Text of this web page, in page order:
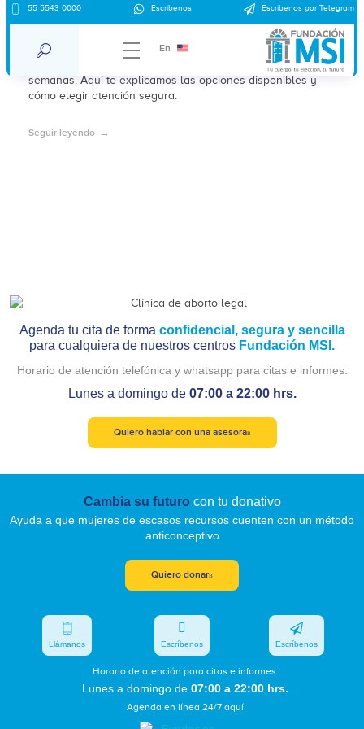
55 5543 0000 Escríbenos Escríbenos por Telegram
En
Aborto en clínica Condesa – CDMX: una
opción legal y orientación disponible
En la Ciudad de México el aborto es legal hasta las 12
semanas. Aquí te explicamos las opciones disponibles y
cómo elegir atención segura.
Seguir leyendo
Agenda tu cita de forma confidencial, segura y sencilla
para cualquiera de nuestros centros Fundación MSI.
Horario de atención telefónica y whatsapp para citas e informes:
Lunes a domingo de 07:00 a 22:00 hrs.
Quiero hablar con una asesora
Cambia su futuro con tu donativo
Ayuda a que mujeres de escasos recursos cuenten con un método
anticonceptivo
Quiero donar
Horario de atención para citas e informes:
Lunes a domingo de 07:00 a 22:00 hrs.
Agenda en línea 24/7 aquí
Llámanos Escríbenos Escríbenos